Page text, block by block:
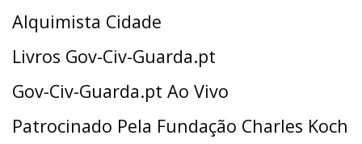
Alquimista Cidade
Livros Gov-Civ-Guarda.pt
Gov-Civ-Guarda.pt Ao Vivo
Patrocinado Pela Fundação Charles Koch